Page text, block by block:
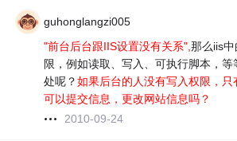
guhonglangzi005
"前台后台跟IIS设置没有关系",那么iis
限，例如读取、写入、可执行脚本，等
处呢？如果后台的人没有写入权限，只
可以提交信息，更改网站信息吗？
2010-09-24